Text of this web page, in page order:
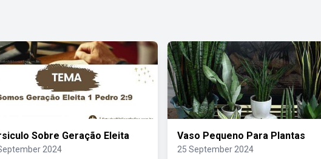
Sobre Geração Eleita
2024
Vaso Pequeno Para Plantas
25 September 2024